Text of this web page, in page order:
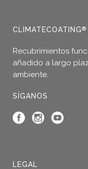
CLIMATECOATING®
Recubrimientos
añadido a largo
ambiente.
SÍGANOS
LEGAL